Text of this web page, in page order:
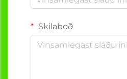
Skilaboð